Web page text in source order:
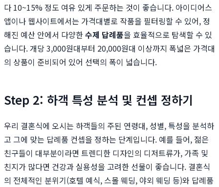
다 10~15% 정도 여유 있게 주문하는 것이 좋습니다. 아이디어스
앱이나 웹사이트에서는 가격대별로 작품을 필터링할 수 있어, 정
해진 예산 안에서 다양한수제 답례품을 효율적으로 탐색할 수 있
습니다. 개당 3,000원대부터 20,000원대 이상까지 폭넓은 가격대
의 상품이 준비되어 있어 선택의 폭이 넓습니다.
Step 2: 하객 특성 분석 및 컨셉 정하기
우리 결혼식에 오시는 하객들의 주된 연령대, 성별, 특성을 분석하
고 그에 맞는 답례품 컨셉을 정하는 단계입니다. 예를 들어, 젊은
친구들이 대부분이라면 트렌디한 디자인의 디저트류가, 가족 및
친지가 많다면 건강과 실용성을 고려한 선물이 좋습니다. 결혼식
의 전체적인 분위기(호텔 예식, 스몰 웨딩, 야외 웨딩 등)와 답례품